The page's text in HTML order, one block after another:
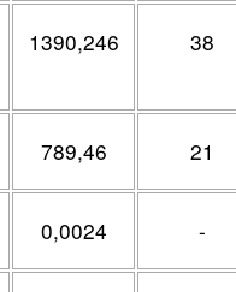
1390,246 38
789,46 21
0,0024 -